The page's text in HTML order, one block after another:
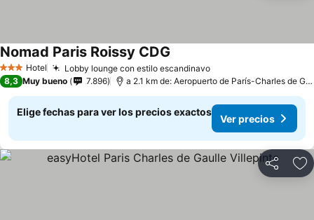
3 Estrellas
Hotel Lobby lounge con estilo escandinavo
Nomad Paris Roissy CDG
8,3 Muy bueno 7.896 a 2.1 km de: Aeropuerto de París-Charles de Gaulle
Elige fechas para ver los precios exactos
Ver precios
Compartir